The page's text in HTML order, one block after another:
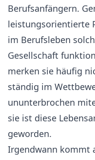
Berufsanfängern.
leistungsorientierte
im Berufsleben
Gesellschaft
merken sie häufig
ständig im
ununterbrochen
sie ist diese
geworden.
Irgendwann kommt